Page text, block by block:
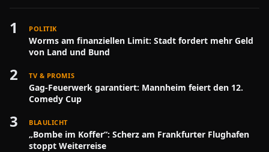
1 POLITIK
Worms am finanziellen Limit: Stadt fordert mehr Geld
von Land und Bund
2 TV & PROMIS
Gag-Feuerwerk garantiert: Mannheim feiert den 12.
Comedy Cup
3 BLAULICHT
„Bombe im Koffer“: Scherz am Frankfurter Flughafen
stoppt Weiterreise